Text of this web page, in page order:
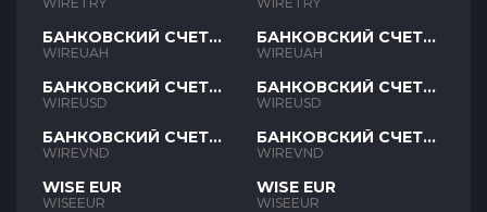
БАНКОВСКИЙ СЧЕТ
UAH
WIREUAH
БАНКОВСКИЙ СЧЕТ
USD
WIREUSD
БАНКОВСКИЙ СЧЕТ
VND
WIREVND
WISE EUR
WISEEUR
БАНКОВСКИЙ СЧЕТ
UAH
WIREUAH
БАНКОВСКИЙ СЧЕТ
USD
WIREUSD
БАНКОВСКИЙ СЧЕТ
VND
WIREVND
WISE EUR
WISEEUR